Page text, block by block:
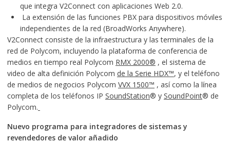
que integra V2Connect con aplicaciones Web 2.0.
La extensión de las funciones PBX para dispositivos móviles
independientes de la red (BroadWorks Anywhere).
V2Connect consiste de la infraestructura y las terminales de la
red de Polycom, incluyendo la plataforma de conferencia de
medios en tiempo real Polycom RMX 2000® , el sistema de
video de alta definición Polycom de la Serie HDX™, y el teléfono
de medios de negocios Polycom VVX 1500™ , así como la línea
completa de los teléfonos IP SoundStation® y SoundPoint® de
Polycom.
Nuevo programa para integradores de sistemas y
revendedores de valor añadido